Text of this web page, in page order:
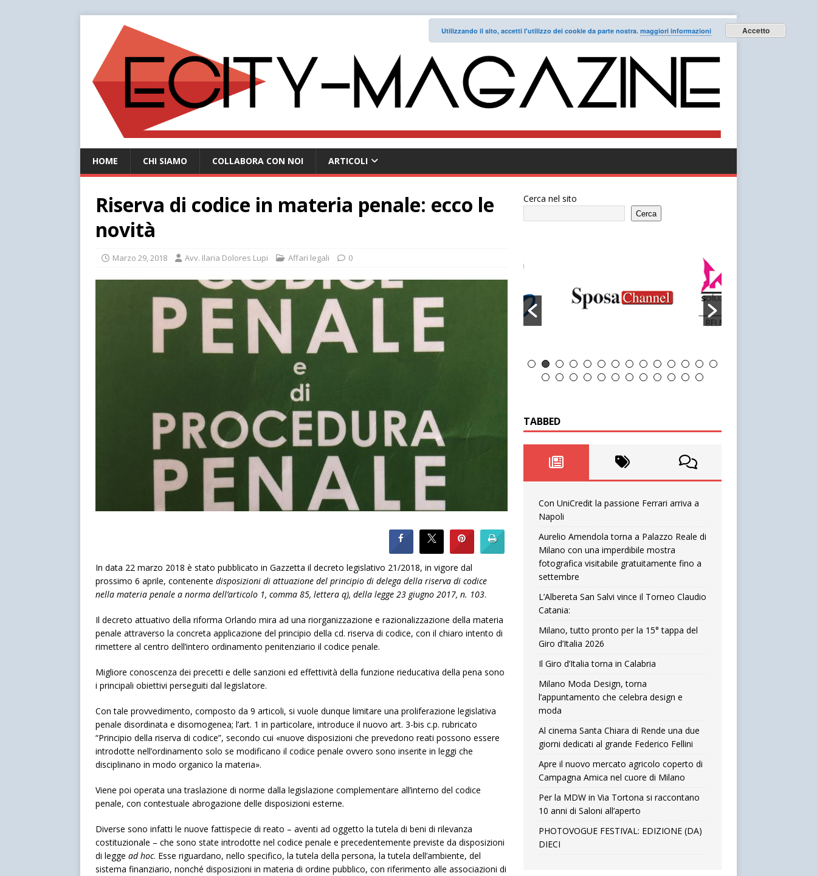
HOME CHI SIAMO COLLABORA CON NOI ARTICOLI
Riserva di codice in materia penale: ecco le
novità
Marzo 29, 2018 Avv. Ilaria Dolores Lupi Affari legali 0
In data 22 marzo 2018 è stato pubblicato in Gazzetta il decreto legislativo 21/2018, in vigore dal
prossimo 6 aprile, contenente disposizioni di attuazione del principio di delega della riserva di codice
nella materia penale a norma dell’articolo 1, comma 85, lettera q), della legge 23 giugno 2017, n. 103.
Il decreto attuativo della riforma Orlando mira ad una riorganizzazione e razionalizzazione della materia
penale attraverso la concreta applicazione del principio della cd. riserva di codice, con il chiaro intento di
rimettere al centro dell’intero ordinamento penitenziario il codice penale.
Migliore conoscenza dei precetti e delle sanzioni ed effettività della funzione rieducativa della pena sono
i principali obiettivi perseguiti dal legislatore.
Con tale provvedimento, composto da 9 articoli, si vuole dunque limitare una proliferazione legislativa
penale disordinata e disomogenea; l’art. 1 in particolare, introduce il nuovo art. 3-bis c.p. rubricato
“Principio della riserva di codice”, secondo cui «nuove disposizioni che prevedono reati possono essere
introdotte nell’ordinamento solo se modificano il codice penale ovvero sono inserite in leggi che
disciplinano in modo organico la materia».
Viene poi operata una traslazione di norme dalla legislazione complementare all’interno del codice
penale, con contestuale abrogazione delle disposizioni esterne.
Diverse sono infatti le nuove fattispecie di reato – aventi ad oggetto la tutela di beni di rilevanza
costituzionale – che sono state introdotte nel codice penale e precedentemente previste da disposizioni
di legge ad hoc. Esse riguardano, nello specifico, la tutela della persona, la tutela dell’ambiente, del
sistema finanziario, nonché disposizioni in materia di ordine pubblico, con riferimento alle associazioni di
Cerca nel sito
Cerca
TABBED
Con UniCredit la passione Ferrari arriva a
Napoli
Aurelio Amendola torna a Palazzo Reale di
Milano con una imperdibile mostra
fotografica visitabile gratuitamente fino a
settembre
L’Albereta San Salvi vince il Torneo Claudio
Catania:
Milano, tutto pronto per la 15° tappa del
Giro d’Italia 2026
Il Giro d’Italia torna in Calabria
Milano Moda Design, torna
l’appuntamento che celebra design e
moda
Al cinema Santa Chiara di Rende una due
giorni dedicati al grande Federico Fellini
Apre il nuovo mercato agricolo coperto di
Campagna Amica nel cuore di Milano
Per la MDW in Via Tortona si raccontano
10 anni di Saloni all’aperto
PHOTOVOGUE FESTIVAL: EDIZIONE (DA)
DIECI
Utilizzando il sito, accetti l'utilizzo dei cookie da parte nostra. maggiori informazioni Accetto